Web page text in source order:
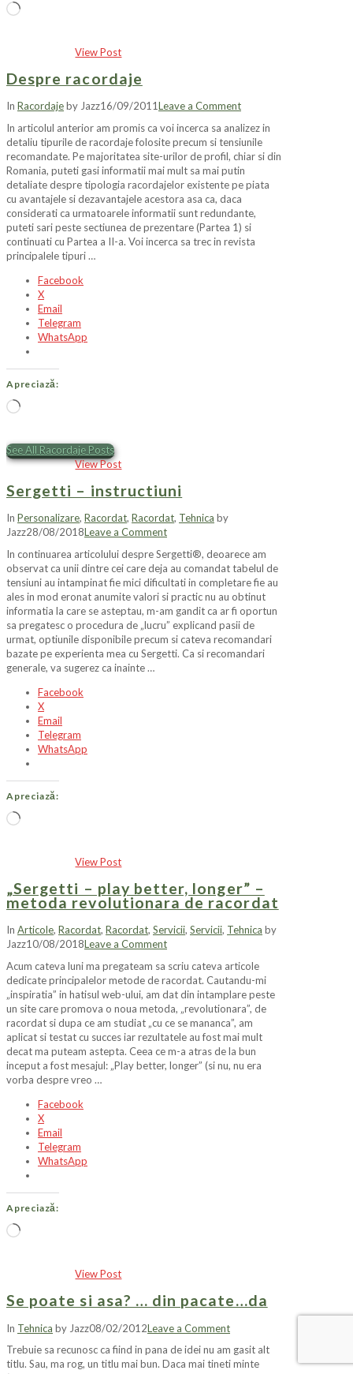
Încarc...
View Post
Despre racordaje
In Racordajeby Jazz16/09/2011Leave a Comment
In articolul anterior am promis ca voi incerca sa analizez in
detaliu tipurile de racordaje folosite precum si tensiunile
recomandate. Pe majoritatea site-urilor de profil, chiar si din
Romania, puteti gasi informatii mai mult sa mai putin
detaliate despre tipologia racordajelor existente pe piata
cu avantajele si dezavantajele acestora asa ca, daca
considerati ca urmatoarele informatii sunt redundante,
puteti sari peste sectiunea de prezentare (Partea 1) si
continuati cu Partea a II-a. Voi incerca sa trec in revista
principalele tipuri …
Facebook
X
Email
Telegram
WhatsApp
Apreciază:
Încarc...
See All Racordaje Posts
View Post
Sergetti – instructiuni
In Personalizare, Racordat, Racordat, Tehnica by
Jazz28/08/2018Leave a Comment
In continuarea articolului despre Sergetti®, deoarece am
observat ca unii dintre cei care deja au comandat tabelul de
tensiuni au intampinat fie mici dificultati in completare fie au
ales in mod eronat anumite valori si practic nu au obtinut
informatia la care se asteptau, m-am gandit ca ar fi oportun
sa pregatesc o procedura de „lucru” explicand pasii de
urmat, optiunile disponibile precum si cateva recomandari
bazate pe experienta mea cu Sergetti. Ca si recomandari
generale, va sugerez ca inainte …
Facebook
X
Email
Telegram
WhatsApp
Apreciază:
Încarc...
View Post
„Sergetti – play better, longer” –
metoda revolutionara de racordat
In Articole, Racordat, Racordat, Servicii, Servicii, Tehnica by
Jazz10/08/2018Leave a Comment
Acum cateva luni ma pregateam sa scriu cateva articole
dedicate principalelor metode de racordat. Cautandu-mi
„inspiratia” in hatisul web-ului, am dat din intamplare peste
un site care promova o noua metoda, „revolutionara”, de
racordat si dupa ce am studiat „cu ce se mananca”, am
aplicat si testat cu succes iar rezultatele au fost mai mult
decat ma puteam astepta. Ceea ce m-a atras de la bun
inceput a fost mesajul: „Play better, longer” (si nu, nu era
vorba despre vreo …
Facebook
X
Email
Telegram
WhatsApp
Apreciază:
Încarc...
View Post
Se poate si asa? … din pacate…da
In Tehnica by Jazz08/02/2012Leave a Comment
Trebuie sa recunosc ca fiind in pana de idei nu am gasit alt
titlu. Sau, ma rog, un titlu mai bun. Daca mai tineti minte